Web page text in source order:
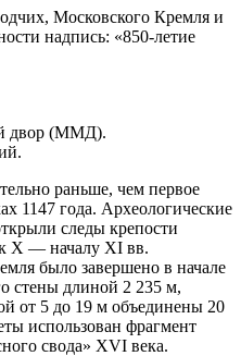
Московского Кремля и
надпись: «850-летие
двор (ММД).
раньше, чем первое
1147 года. Археологические
следы крепости
Х — началу ХI вв.
было завершено в начале
стены длиной 2 235 м,
от 5 до 19 м объединены 20
использован фрагмент
свода» XVI века.